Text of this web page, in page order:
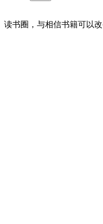
读书圈，与相信书籍可以